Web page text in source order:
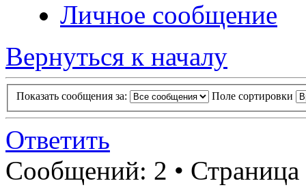
Личное сообщение
Вернуться к началу
Показать сообщения за: Поле сортировки
Ответить
Сообщений: 2 • Страница